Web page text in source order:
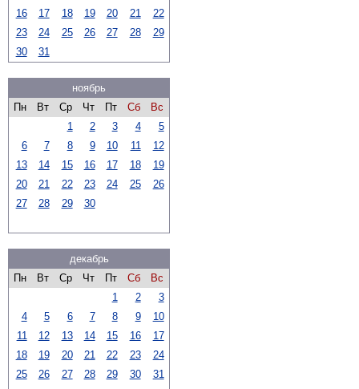
16
17 18 19 20 21
22
23
24 25 26 27 28
29
30
31
ноябрь
Пн
Вт Ср Чт Пт Сб
Вс
1
2 3 4
5
6
7 8 9 10 11
12
13
14 15 16 17 18
19
20
21 22 23 24 25
26
27
28 29 30
декабрь
Пн
Вт Ср Чт Пт Сб
Вс
1
2
3
4
5 6 7 8 9
10
11
12 13 14 15 16
17
18
19 20 21 22 23
24
25
26 27 28 29 30 31